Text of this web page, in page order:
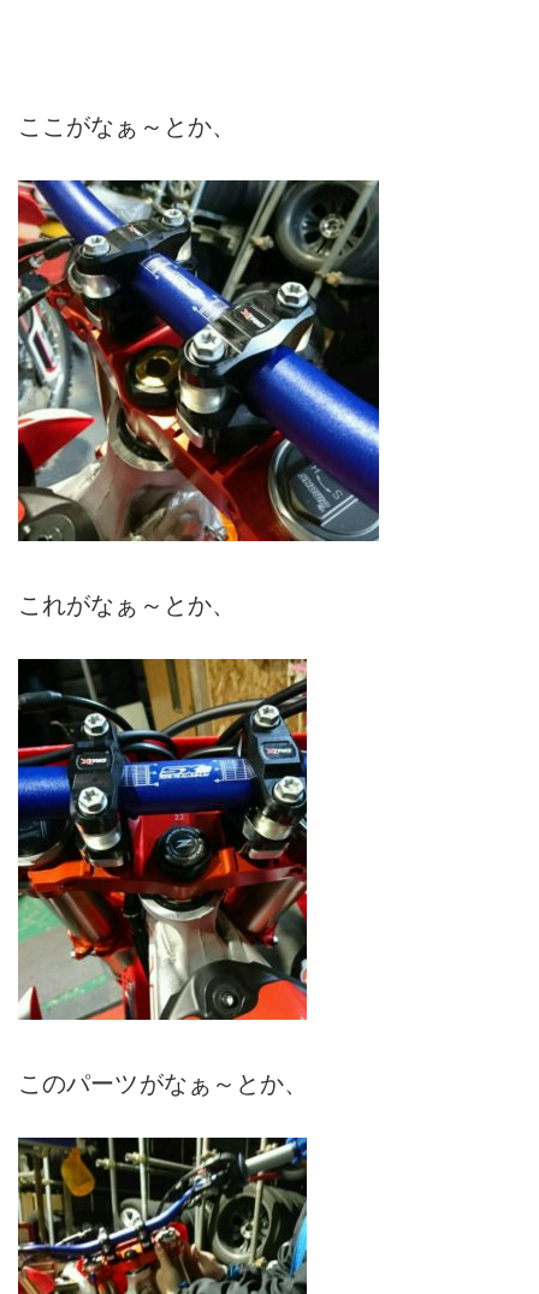
ここがなぁ～とか、
これがなぁ～とか、
このパーツがなぁ～とか、